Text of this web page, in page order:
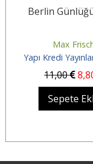
Berlin
Max
Yapı Kredi
11,00 8
Sepete